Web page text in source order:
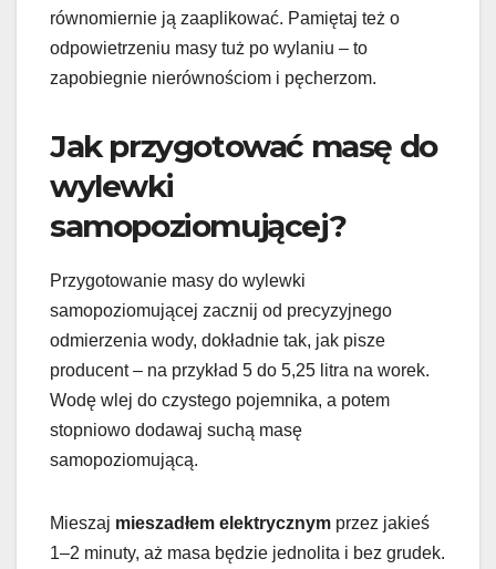
równomiernie ją zaaplikować. Pamiętaj też o
odpowietrzeniu masy tuż po wylaniu – to
zapobiegnie nierównościom i pęcherzom.
Jak przygotować masę do
wylewki
samopoziomującej?
Przygotowanie masy do wylewki
samopoziomującej zacznij od precyzyjnego
odmierzenia wody, dokładnie tak, jak pisze
producent – na przykład 5 do 5,25 litra na worek.
Wodę wlej do czystego pojemnika, a potem
stopniowo dodawaj suchą masę
samopoziomującą.
Mieszaj mieszadłem elektrycznym przez jakieś
1–2 minuty, aż masa będzie jednolita i bez grudek.